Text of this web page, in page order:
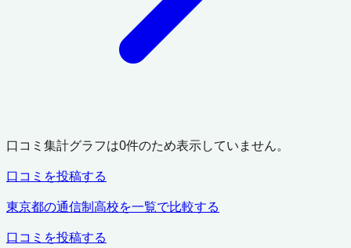
口コミ集計グラフは0件のため表示していません。
口コミを投稿する
東京都の通信制高校を一覧で比較する
口コミを投稿する